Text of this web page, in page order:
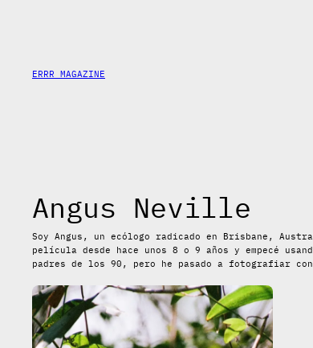
ERRR MAGAZINE
Angus Neville
Soy Angus, un ecólogo radicado en Brisbane,
película desde hace unos 8 o 9 años y empecé
padres de los 90, pero he pasado a fotografiar con